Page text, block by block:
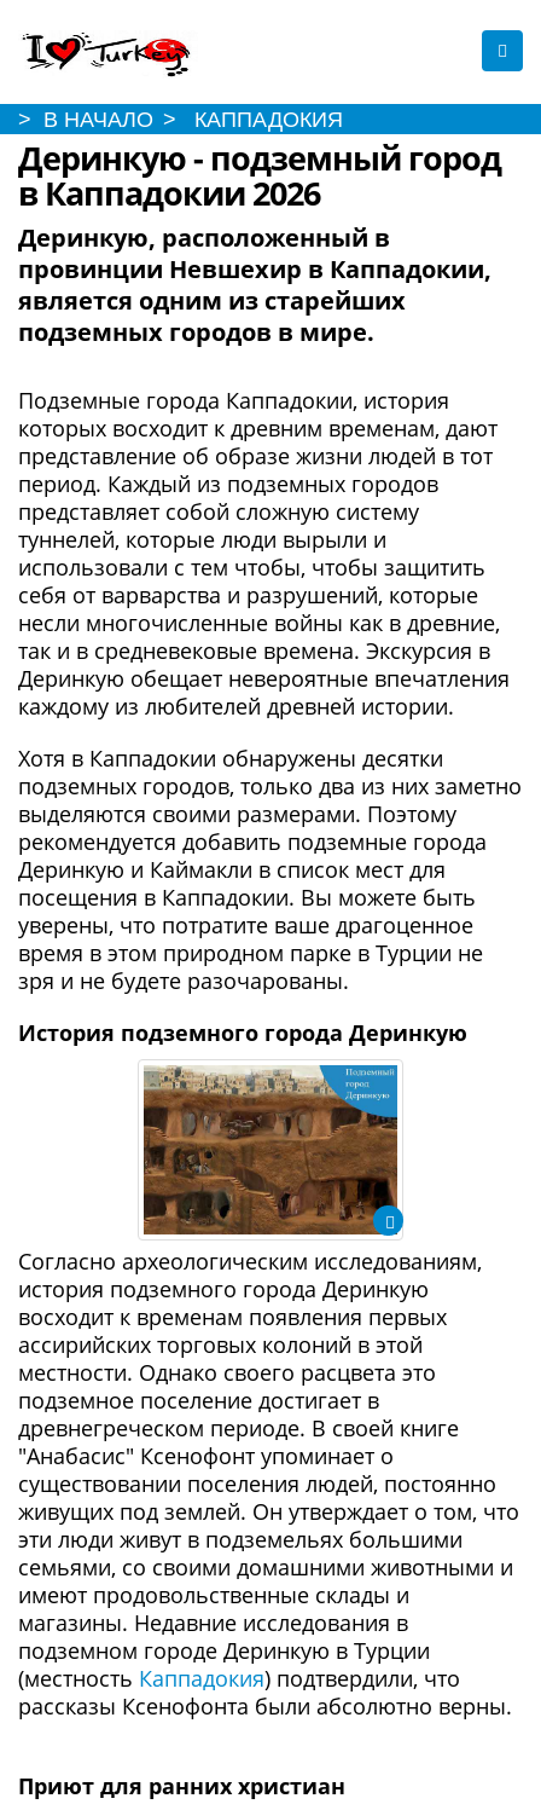
> В НАЧАЛО > КАППАДОКИЯ
Деринкую - подземный город
в Каппадокии 2026
Деринкую, расположенный в
провинции Невшехир в Каппадокии,
является одним из старейших
подземных городов в мире.
Подземные города Каппадокии, история
которых восходит к древним временам, дают
представление об образе жизни людей в тот
период. Каждый из подземных городов
представляет собой сложную систему
туннелей, которые люди вырыли и
использовали с тем чтобы, чтобы защитить
себя от варварства и разрушений, которые
несли многочисленные войны как в древние,
так и в средневековые времена. Экскурсия в
Деринкую обещает невероятные впечатления
каждому из любителей древней истории.
Хотя в Каппадокии обнаружены десятки
подземных городов, только два из них заметно
выделяются своими размерами. Поэтому
рекомендуется добавить подземные города
Деринкую и Каймакли в список мест для
посещения в Каппадокии. Вы можете быть
уверены, что потратите ваше драгоценное
время в этом природном парке в Турции не
зря и не будете разочарованы.
История подземного города Деринкую
Согласно археологическим исследованиям,
история подземного города Деринкую
восходит к временам появления первых
ассирийских торговых колоний в этой
местности. Однако своего расцвета это
подземное поселение достигает в
древнегреческом периоде. В своей книге
"Анабасис" Ксенофонт упоминает о
существовании поселения людей, постоянно
живущих под землей. Он утверждает о том, что
эти люди живут в подземельях большими
семьями, со своими домашними животными и
имеют продовольственные склады и
магазины. Недавние исследования в
подземном городе Деринкую в Турции
(местность Каппадокия) подтвердили, что
рассказы Ксенофонта были абсолютно верны.
Приют для ранних христиан